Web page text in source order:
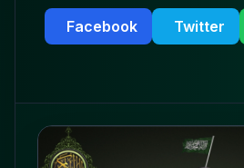
Facebook Twitter